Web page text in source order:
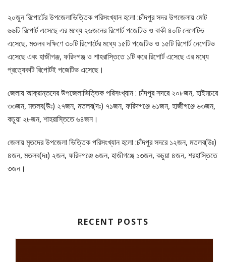
২০জুন রিপোর্টের উপজেলাভিত্তিক পরিসংখ্যান হলো :চাঁদপুর সদর উপজেলায় মোট
৬৬টি রিপোর্ট এসেছে এর মধ্যে ২৬জনের রিপোর্ট পজেটিভ ও বাকী ৪০টি নেগেটিভ
এসেছে, মতলব দক্ষিণে ৩০টি রিপোর্টের মধ্যে ১৫টি পজেটিভ ও ১৫টি রিপোর্ট নেগেটিভ
এসেছে এবং হাজীগঞ্জ, ফরিদগঞ্জ ও শাহরাস্তিতে ১টি করে রিপোর্ট এসেছে এর মধ্যে
প্রত্যেকটি রিপোর্টই পজেটিভ এসেছে।
জেলায় আক্রান্তদের উপজেলাভিত্তিক পরিসংখ্যান : চাঁদপুর সদরে ২০৮জন, হাইমচরে
৩৩জন, মতলব(উঃ) ২৭জন, মতলব(দঃ) ৭১জন, ফরিদগঞ্জে ৬১জন, হাজীগঞ্জে ৬৩জন,
কচুয়া ২৮জন, শাহরাস্তিতে ৬৪জন।
জেলায় মৃতদের উপজেলা ভিত্তিক পরিসংখ্যান হলো :চাঁদপুর সদরে ১২জন, মতলব(উঃ)
৪জন, মতলব(দঃ) ২জন, ফরিদগঞ্জে ৬জন, হাজীগঞ্জে ১৩জন, কচুয়া ৪জন, শরহাস্তিতে
৩জন।
RECENT POSTS